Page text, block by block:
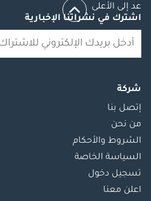
عد إلى الأعلى
اشترك في نشراتنا الإخبارية
شركة
إتصل بنا
من نحن
الشروط والأحكام
السياسة الخاصة
تسجيل دخول
اعلن معنا